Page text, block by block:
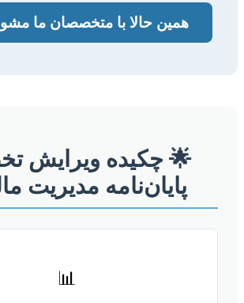
همین حالا با متخصصان ما
🌟 چکیده ویرایش
پایان‌نامه مدیریت
📊